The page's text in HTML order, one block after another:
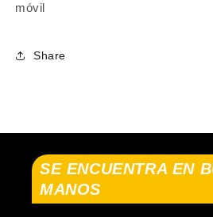
móvil
Share
SE ENCUENTRA EN
MANOS